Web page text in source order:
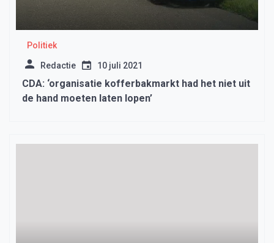
Politiek
Redactie 10 juli 2021
CDA: ‘organisatie kofferbakmarkt had het niet uit
de hand moeten laten lopen’